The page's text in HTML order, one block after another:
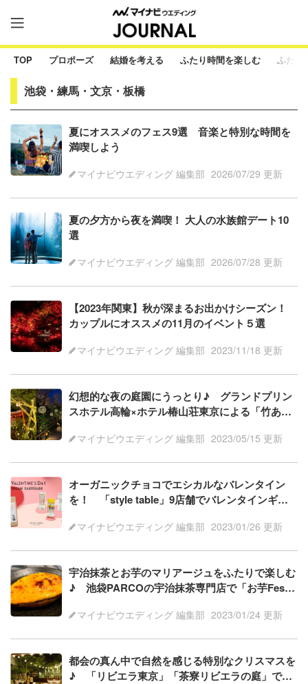
TOP プロポーズ 結婚を考える ふたり時間を楽しむ ふたり
池袋・練馬・文京・板橋
夏にオススメのフェス9選 音楽と特別な時間を
満喫しよう
マイナビウエディング 編集部 2026/07/29 更新
夏の夕方から夜を満喫！ 大人の水族館デート10
選
マイナビウエディング 編集部 2026/07/28 更新
【2023年関東】秋が深まるお出かけシーズン！
カップルにオススメの11月のイベント５選
マイナビウエディング 編集部 2023/11/18 更新
幻想的な夜の庭園にうっとり♪ グランドプリン
スホテル高輪×ホテル椿山荘東京による「竹あか
マイナビウエディング 編集部 2023/05/15 更新
オーガニックチョコでエシカルなバレンタイン
を！ 「style table」9店舗でバレンタインギフ
マイナビウエディング 編集部 2023/01/26 更新
宇治抹茶とお芋のマリアージュをふたりで楽しむ
♪ 池袋PARCOの宇治抹茶専門店で「お芋Fes」
マイナビウエディング 編集部 2023/01/24 更新
都会の真ん中で自然を感じる特別なクリスマスを
♪ 「リビエラ東京」「茶寮リビエラの庭」で和